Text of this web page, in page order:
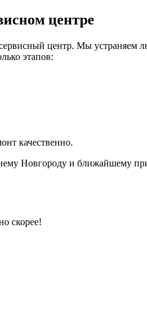
центре
центр. Мы устраняем
этапов:
качественно.
Новгороду и ближайшему
скорее!